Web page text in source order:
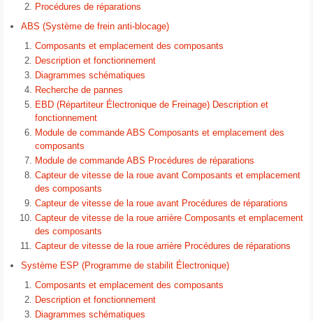
Procédures de réparations
ABS (Système de frein anti-blocage)
Composants et emplacement des composants
Description et fonctionnement
Diagrammes schématiques
Recherche de pannes
EBD (Répartiteur Électronique de Freinage) Description et
fonctionnement
Module de commande ABS Composants et emplacement des
composants
Module de commande ABS Procédures de réparations
Capteur de vitesse de la roue avant Composants et emplacement
des composants
Capteur de vitesse de la roue avant Procédures de réparations
Capteur de vitesse de la roue arrière Composants et emplacement
des composants
Capteur de vitesse de la roue arrière Procédures de réparations
Système ESP (Programme de stabilit Électronique)
Composants et emplacement des composants
Description et fonctionnement
Diagrammes schématiques